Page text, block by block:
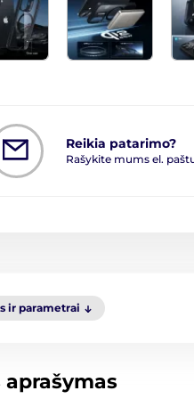
Reikia patarimo?
Rašykite mums el.
ir parametrai
aprašymas